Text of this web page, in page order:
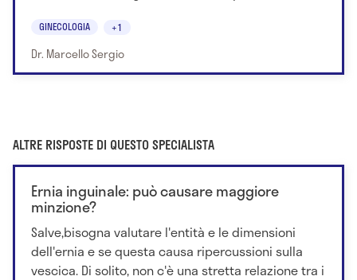
GINECOLOGIA +1
Dr. Marcello Sergio
ALTRE RISPOSTE DI QUESTO SPECIALISTA
Ernia inguinale: può causare maggiore
minzione?
Salve,bisogna valutare l'entità e le dimensioni
dell'ernia e se questa causa ripercussioni sulla
vescica. Di solito, non c'è una stretta relazione tra i